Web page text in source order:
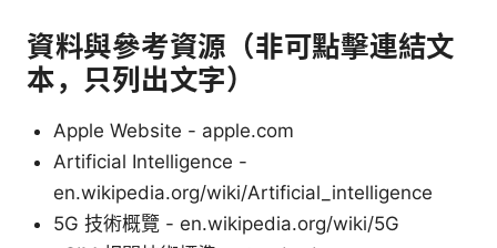
資料與參考資源（非可點擊連結文
本，只列出文字）
Apple Website - apple.com
Artificial Intelligence -
en.wikipedia.org/wiki/Artificial_intelligence
5G 技術概覽 - en.wikipedia.org/wiki/5G